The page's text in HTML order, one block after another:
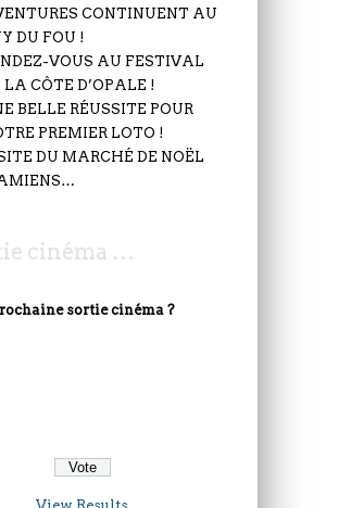
CONTINUENT AU
DU FOU !
VOUS AU FESTIVAL
LA CÔTE D’OPALE !
BELLE RÉUSSITE POUR
PREMIER LOTO !
DU MARCHÉ DE NOËL
cinéma …
sortie cinéma ?